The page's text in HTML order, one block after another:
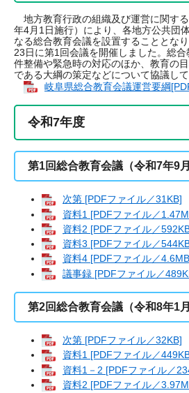
地方教育行政の組織及び運営に関す
年4月1日施行）により、各地方公共団
なる総合教育会議を設置することとな
23日に第1回会議を開催しました。総
件整備や緊急時の対応のほか、教育の
である大綱の策定などについて協議して
岐阜県総合教育会議運営要綱
令和7年度
第1回総合教育会議（令和7年9月
次第 [PDFファイル／31KB]
資料1 [PDFファイル／
資料2 [PDFファイル／
資料3 [PDFファイル／
資料4 [PDFファイル／
議事録 [PDFファイル／
第2回総合教育会議（令和8年1月
次第 [PDFファイル／32KB]
資料1 [PDFファイル／
資料1－2 [PDFファイル／
資料2 [PDFファイル／